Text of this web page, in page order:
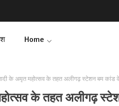
Home
के अमृत महोत्सव के तहत अलीगढ़ स्टेशन बम कांड के
के तहत अलीगढ़